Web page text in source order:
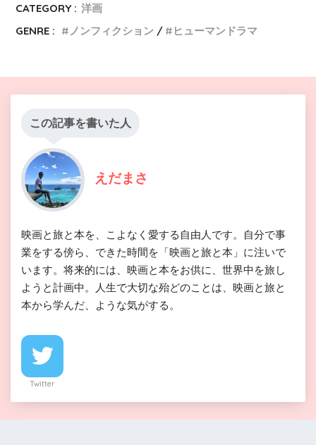
CATEGORY : 洋画
GENRE :
ノンフィクション ヒューマンドラマ
この記事を書いた人
えだまさ
映画と旅と本を、こよなく愛する自由人です。自分で事
業をする傍ら、できた時間を「映画と旅と本」に注いで
います。将来的には、映画と本をお供に、世界中を旅し
ようと計画中。人生で大切な殆どのことは、映画と旅と
本から学んだ、ような気がする。
Twitter